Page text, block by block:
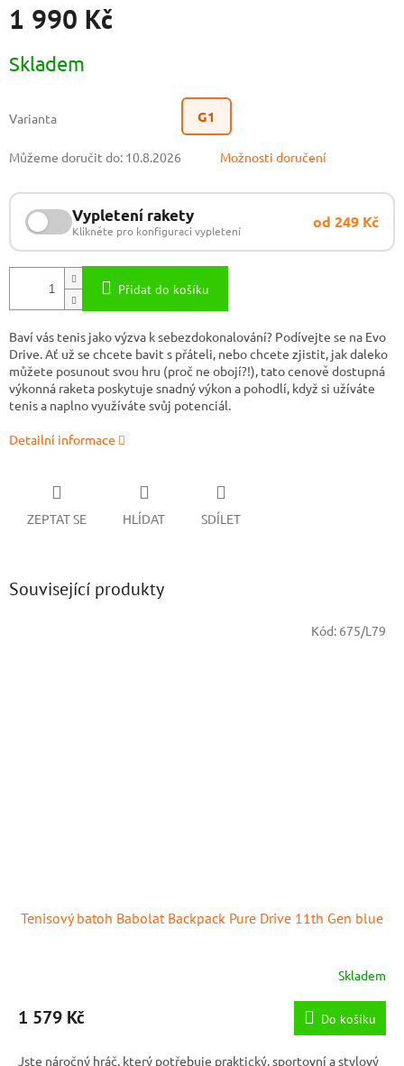
1 990 Kč
cena:
Skladem
Varianta G1
Můžeme doručit do: 10.8.2026 Možnosti doručení
Vypletení rakety
Klikněte pro konfiguraci vypletení od 249 Kč
Přidat do košíku
Baví vás tenis jako výzva k sebezdokonalování? Podívejte se na Evo
Drive. Ať už se chcete bavit s přáteli, nebo chcete zjistit, jak daleko
můžete posunout svou hru (proč ne obojí?!), tato cenově dostupná
výkonná raketa poskytuje snadný výkon a pohodlí, když si užíváte
tenis a naplno využíváte svůj potenciál.
Detailní informace
ZEPTAT SE HLÍDAT SDÍLET
Související produkty
Tenisový batoh Babolat Backpack Pure Drive 11th Gen blue
Skladem
1 579 Kč Do košíku
Jste náročný hráč, který potřebuje praktický, sportovní a stylový
Kód: 675/L79